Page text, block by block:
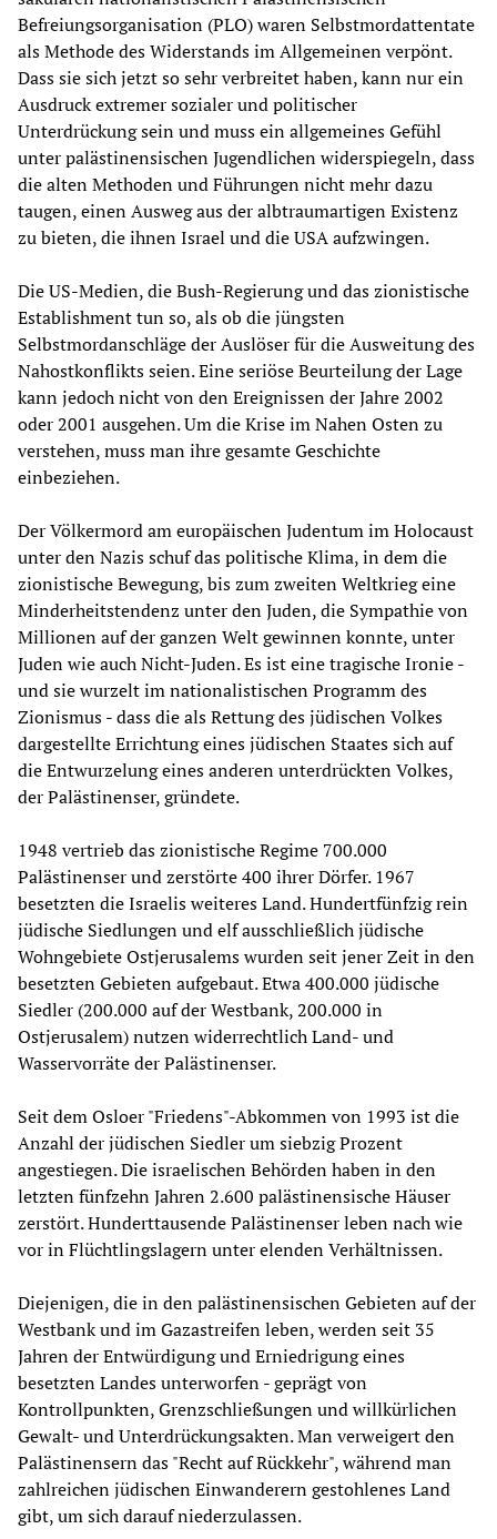
Befreiungsorganisation (PLO) waren Selbstmordattentate
als Methode des Widerstands im Allgemeinen verpönt.
Dass sie sich jetzt so sehr verbreitet haben, kann nur ein
Ausdruck extremer sozialer und politischer
Unterdrückung sein und muss ein allgemeines Gefühl
unter palästinensischen Jugendlichen widerspiegeln, dass
die alten Methoden und Führungen nicht mehr dazu
taugen, einen Ausweg aus der albtraumartigen Existenz
zu bieten, die ihnen Israel und die USA aufzwingen.
Die US-Medien, die Bush-Regierung und das zionistische
Establishment tun so, als ob die jüngsten
Selbstmordanschläge der Auslöser für die Ausweitung des
Nahostkonflikts seien. Eine seriöse Beurteilung der Lage
kann jedoch nicht von den Ereignissen der Jahre 2002
oder 2001 ausgehen. Um die Krise im Nahen Osten zu
verstehen, muss man ihre gesamte Geschichte
einbeziehen.
Der Völkermord am europäischen Judentum im Holocaust
unter den Nazis schuf das politische Klima, in dem die
zionistische Bewegung, bis zum zweiten Weltkrieg eine
Minderheitstendenz unter den Juden, die Sympathie von
Millionen auf der ganzen Welt gewinnen konnte, unter
Juden wie auch Nicht-Juden. Es ist eine tragische Ironie -
und sie wurzelt im nationalistischen Programm des
Zionismus - dass die als Rettung des jüdischen Volkes
dargestellte Errichtung eines jüdischen Staates sich auf
die Entwurzelung eines anderen unterdrückten Volkes,
der Palästinenser, gründete.
1948 vertrieb das zionistische Regime 700.000
Palästinenser und zerstörte 400 ihrer Dörfer. 1967
besetzten die Israelis weiteres Land. Hundertfünfzig rein
jüdische Siedlungen und elf ausschließlich jüdische
Wohngebiete Ostjerusalems wurden seit jener Zeit in den
besetzten Gebieten aufgebaut. Etwa 400.000 jüdische
Siedler (200.000 auf der Westbank, 200.000 in
Ostjerusalem) nutzen widerrechtlich Land- und
Wasservorräte der Palästinenser.
Seit dem Osloer "Friedens"-Abkommen von 1993 ist die
Anzahl der jüdischen Siedler um siebzig Prozent
angestiegen. Die israelischen Behörden haben in den
letzten fünfzehn Jahren 2.600 palästinensische Häuser
zerstört. Hunderttausende Palästinenser leben nach wie
vor in Flüchtlingslagern unter elenden Verhältnissen.
Diejenigen, die in den palästinensischen Gebieten auf der
Westbank und im Gazastreifen leben, werden seit 35
Jahren der Entwürdigung und Erniedrigung eines
besetzten Landes unterworfen - geprägt von
Kontrollpunkten, Grenzschließungen und willkürlichen
Gewalt- und Unterdrückungsakten. Man verweigert den
Palästinensern das "Recht auf Rückkehr", während man
zahlreichen jüdischen Einwanderern gestohlenes Land
gibt, um sich darauf niederzulassen.